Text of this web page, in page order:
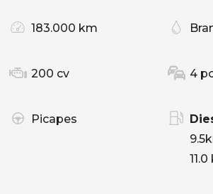
183.000 km
200 cv 4
Picapes